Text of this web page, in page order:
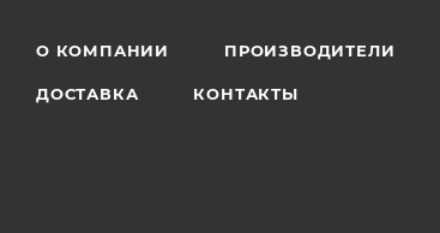
О КОМПАНИИ ПРОИЗВОДИТЕЛИ
ДОСТАВКА КОНТАКТЫ